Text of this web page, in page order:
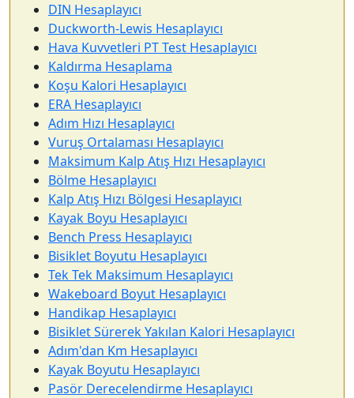
DIN Hesaplayıcı
Duckworth-Lewis Hesaplayıcı
Hava Kuvvetleri PT Test Hesaplayıcı
Kaldırma Hesaplama
Koşu Kalori Hesaplayıcı
ERA Hesaplayıcı
Adım Hızı Hesaplayıcı
Vuruş Ortalaması Hesaplayıcı
Maksimum Kalp Atış Hızı Hesaplayıcı
Bölme Hesaplayıcı
Kalp Atış Hızı Bölgesi Hesaplayıcı
Kayak Boyu Hesaplayıcı
Bench Press Hesaplayıcı
Bisiklet Boyutu Hesaplayıcı
Tek Tek Maksimum Hesaplayıcı
Wakeboard Boyut Hesaplayıcı
Handikap Hesaplayıcı
Bisiklet Sürerek Yakılan Kalori Hesaplayıcı
Adım'dan Km Hesaplayıcı
Kayak Boyutu Hesaplayıcı
Pasör Derecelendirme Hesaplayıcı